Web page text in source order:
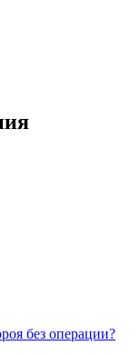
без операции?